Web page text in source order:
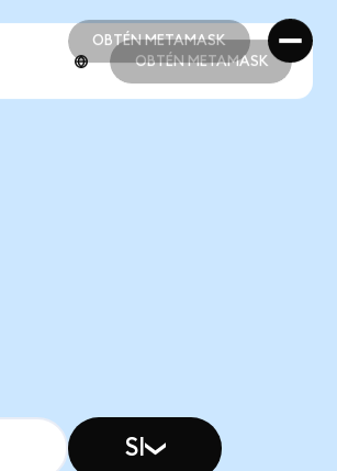
OBTÉN METAMASK
OBTÉN METAMASK
OBTÉN METAMASK
SI